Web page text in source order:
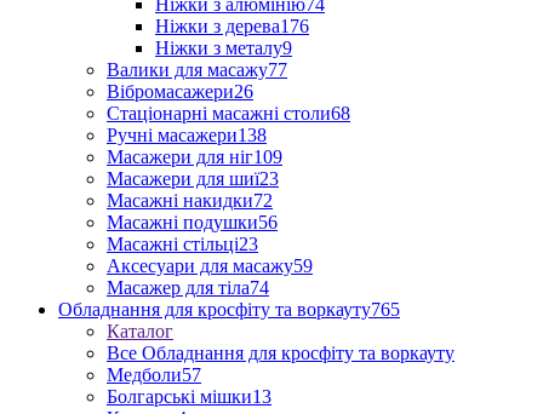
Ніжки з алюмінію74
Ніжки з дерева176
Ніжки з металу9
Валики для масажу77
Вібромасажери26
Стаціонарні масажні столи68
Ручні масажери138
Масажери для ніг109
Масажери для шиї23
Масажні накидки72
Масажні подушки56
Масажні стільці23
Аксесуари для масажу59
Масажер для тіла74
Обладнання для кросфіту та воркауту765
Каталог
Все Обладнання для кросфіту та воркауту
Медболи57
Болгарські мішки13